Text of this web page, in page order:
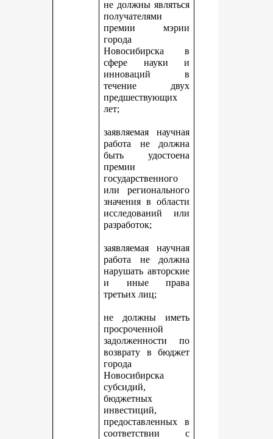
не должны являться
получателями
премии мэрии
города
Новосибирска в
сфере науки и
инноваций в
течение двух
предшествующих
лет;
заявляемая научная
работа не должна
быть удостоена
премии
государственного
или регионального
значения в области
исследований или
разработок;
заявляемая научная
работа не должна
нарушать авторские
и иные права
третьих лиц;
не должны иметь
просроченной
задолженности по
возврату в бюджет
города
Новосибирска
субсидий,
бюджетных
инвестиций,
предоставленных в
соответствии с